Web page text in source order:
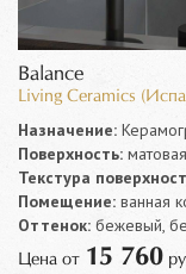
Balance
Living Ceramics
Назначение:
Поверхность: матовая
Текстура
Помещение: ванная
Оттенок: бежевый,
Цена от 15 760